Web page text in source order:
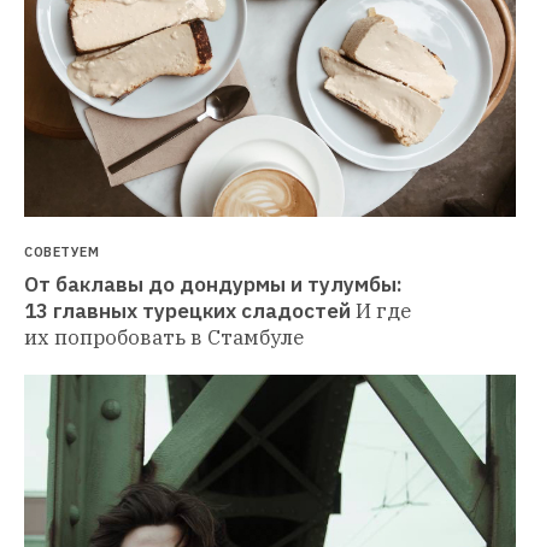
СОВЕТУЕМ
От баклавы до дондурмы и тулумбы:
13 главных турецких сладостей И где
их попробовать в Стамбуле